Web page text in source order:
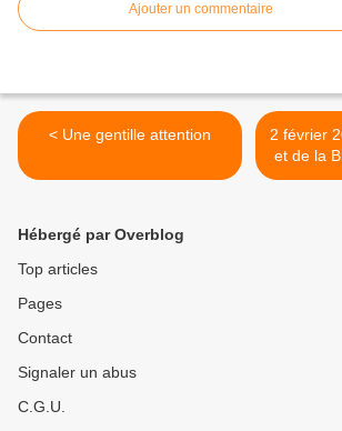
Ajouter un commentaire
< Une gentille attention
2 février
et de la
Hébergé par Overblog
Top articles
Pages
Contact
Signaler un abus
C.G.U.